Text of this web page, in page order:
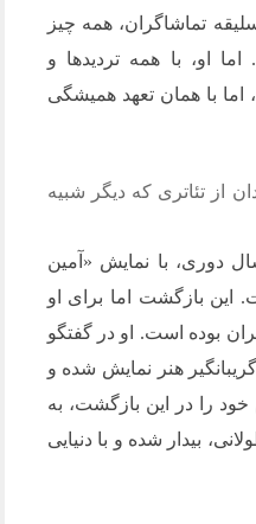
تماشاگران، همه چیز
او، با همه تردیدها و
با همان تعهد همیشگی
از تئاتری که دیگر شبیه
دوری، با نمایش «آمین
این بازگشت اما برای او
بوده است. او در گفتگو
هنر نمایش شده و
را در این بازگشت، به
بیدار شده و با دنیایی